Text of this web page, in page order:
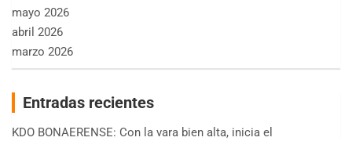
mayo 2026
abril 2026
marzo 2026
Entradas recientes
KDO BONAERENSE: Con la vara bien alta, inicia el